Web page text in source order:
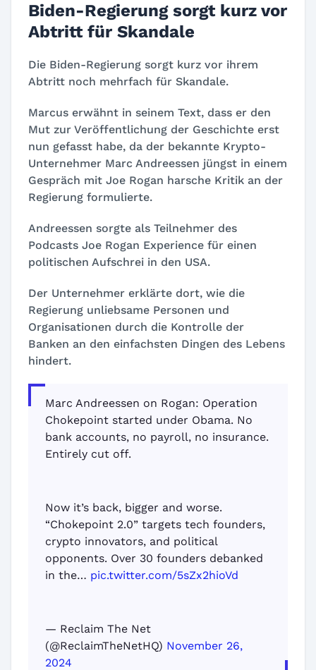
Biden-Regierung sorgt kurz vor
Abtritt für Skandale
Die Biden-Regierung sorgt kurz vor ihrem
Abtritt noch mehrfach für Skandale.
Marcus erwähnt in seinem Text, dass er den
Mut zur Veröffentlichung der Geschichte erst
nun gefasst habe, da der bekannte Krypto-
Unternehmer Marc Andreessen jüngst in einem
Gespräch mit Joe Rogan harsche Kritik an der
Regierung formulierte.
Andreessen sorgte als Teilnehmer des
Podcasts Joe Rogan Experience für einen
politischen Aufschrei in den USA.
Der Unternehmer erklärte dort, wie die
Regierung unliebsame Personen und
Organisationen durch die Kontrolle der
Banken an den einfachsten Dingen des Lebens
hindert.
Marc Andreessen on Rogan: Operation
Chokepoint started under Obama. No
bank accounts, no payroll, no insurance.
Entirely cut off.
Now it’s back, bigger and worse.
“Chokepoint 2.0” targets tech founders,
crypto innovators, and political
opponents. Over 30 founders debanked
in the… pic.twitter.com/5sZx2hioVd
— Reclaim The Net
(@ReclaimTheNetHQ) November 26,
2024